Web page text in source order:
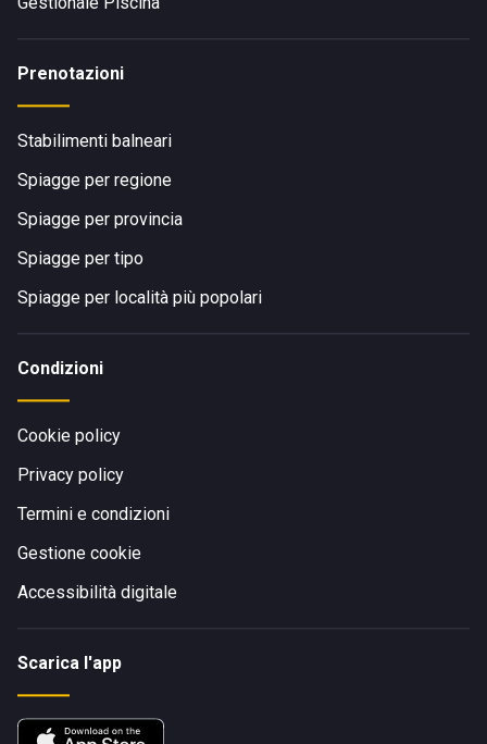
Prenotazioni
Stabilimenti balneari
Spiagge per regione
Spiagge per provincia
Spiagge per tipo
Spiagge per località più popolari
Condizioni
Cookie policy
Privacy policy
Termini e condizioni
Gestione cookie
Accessibilità digitale
Scarica l'app